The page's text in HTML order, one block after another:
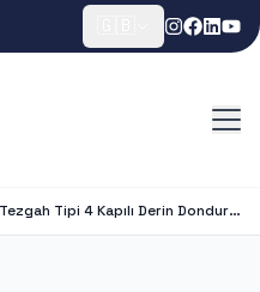
Tezgah Tipi 4 Kapılı Derin Dondurucu